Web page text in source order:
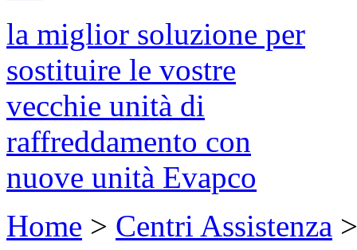
la miglior soluzione per
sostituire le vostre
vecchie unità di
raffreddamento con
nuove unità Evapco
Home > Centri Assistenza